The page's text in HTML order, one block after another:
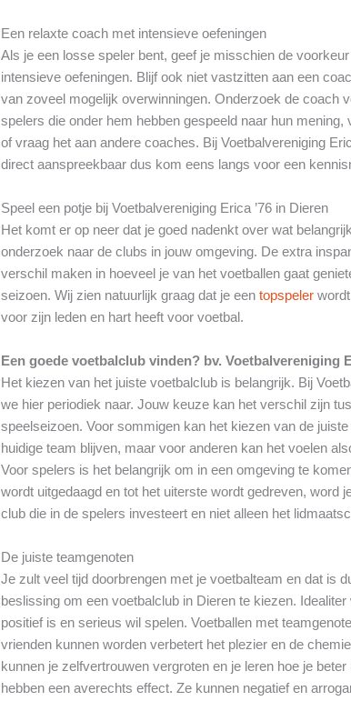
Een relaxte coach met intensieve oefeningen
Als je een losse speler bent, geef je misschien de
intensieve oefeningen. Blijf ook niet vastzitten aan een
van zoveel mogelijk overwinningen. Onderzoek de coach
spelers die onder hem hebben gespeeld naar hun
of vraag het aan andere coaches. Bij Voetbalvereniging
direct aanspreekbaar dus kom eens langs voor een
Speel een potje bij Voetbalvereniging Erica ’76 in Dieren
Het komt er op neer dat je goed nadenkt over wat
onderzoek naar de clubs in jouw omgeving. De extra
verschil maken in hoeveel je van het voetballen gaat
seizoen. Wij zien natuurlijk graag dat je eentopspeler
voor zijn leden en hart heeft voor voetbal.
Een goede voetbalclub vinden? bv. Voetbalvereniging
Het kiezen van het juiste voetbalclub is belangrijk. Bij
we hier periodiek naar. Jouw keuze kan het verschil zijn
speelseizoen. Voor sommigen kan het kiezen van de
huidige team blijven, maar voor anderen kan het voelen
Voor spelers is het belangrijk om in een omgeving te
wordt uitgedaagd en tot het uiterste wordt gedreven, word
club die in de spelers investeert en niet alleen het
De juiste teamgenoten
Je zult veel tijd doorbrengen met je voetbalteam en dat is
beslissing om een voetbalclub in Dieren te kiezen.
positief is en serieus wil spelen. Voetballen met
vrienden kunnen worden verbetert het plezier en de
kunnen je zelfvertrouwen vergroten en je leren hoe je
hebben een averechts effect. Ze kunnen negatief en